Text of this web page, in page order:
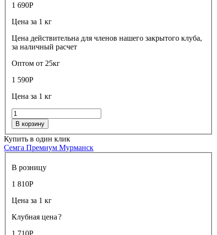
1 690Р
Цена за 1 кг
Цена действительна для членов нашего закрытого клуба,
за наличный расчет
Оптом от 25кг
1 590Р
Цена за 1 кг
В корзину
Купить в один клик
Семга Премиум Мурманск
В розницу
1 810Р
Цена за 1 кг
Клубная цена?